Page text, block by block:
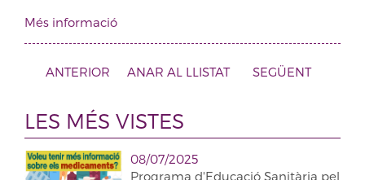
Més informació
ANTERIOR ANAR AL LLISTAT SEGÜENT
LES MÉS VISTES
08/07/2025
Programa d'Educació Sanitària pel